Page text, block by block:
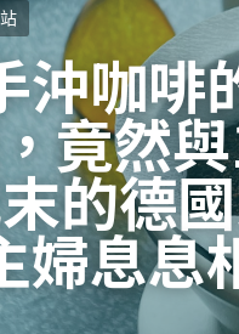
沖咖啡
竟然
的德
婦息息